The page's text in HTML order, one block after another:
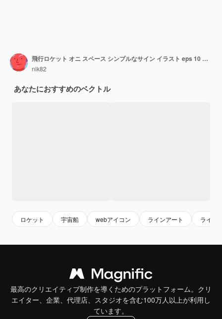
飛行ロケット オニ スペース シンプルなサイン イラスト eps 10 コンセプト
nik82
あなたにおすすめのベクトル
ロケット 宇宙船 webアイコン ラインアート ライン
最高のクリエイティブ制作を導くためのプラットフォーム。クリ
エイター、企業、代理店、スタジオを含む100万人以上が利用し
ています。